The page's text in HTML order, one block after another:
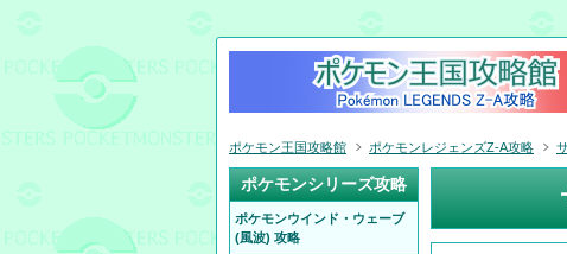
ポケモン王国攻略館 ポケモンレジェンズZ-A攻略
ポケモンシリーズ攻略
ポケモンウインド・ウェーブ
(風波) 攻略